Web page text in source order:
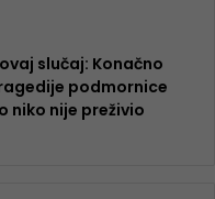
slučaj: Konačno
podmornice
niko nije preživio